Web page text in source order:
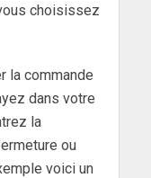
choisissez
la commande
dans votre
la
ou
voici un